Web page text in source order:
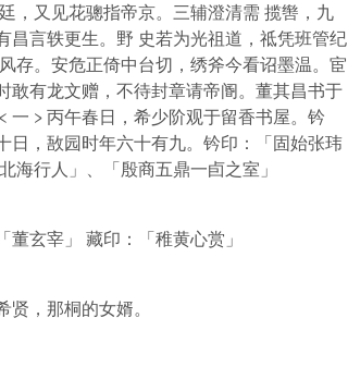
，又见花骢指帝京。三辅澄清需 揽辔，九
昌言轶更生。野 史若为光祖道，祗凭班管纪
存。安危正倚中台切，绣斧今看诏墨温。宦
敢有龙文赠，不待封章请帝阍。董其昌书于
一 > 丙午春日，希少阶观于留香书屋。钤
日，敔园时年六十有九。钤印：「固始张玮
海行人」、「殷商五鼎一卣之室」
玄宰」 藏印：「稚黄心赏」
，那桐的女婿。